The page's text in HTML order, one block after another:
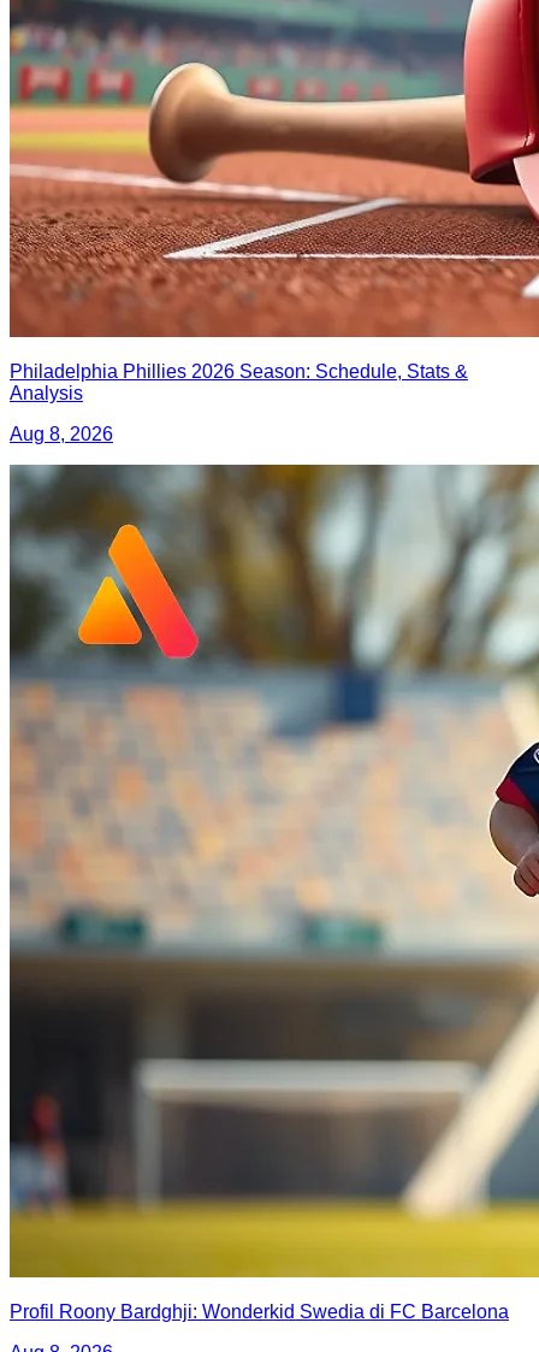
Philadelphia Phillies 2026 Season: Schedule, Stats &
Analysis
Aug 8, 2026
Profil Roony Bardghji: Wonderkid Swedia di FC Barcelona